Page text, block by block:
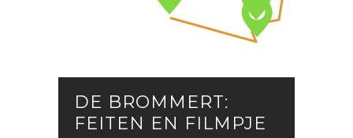
DE BROMMERT:
FEITEN EN FILMPJE